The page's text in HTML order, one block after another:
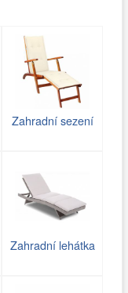
Zahradní sezení
Zahradní lehátka